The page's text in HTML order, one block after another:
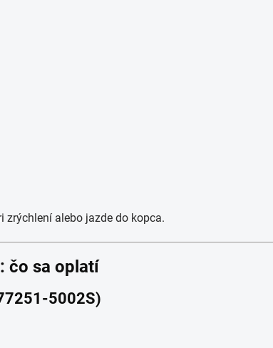
zrýchlení alebo jazde do kopca.
čo sa oplatí
5002S)